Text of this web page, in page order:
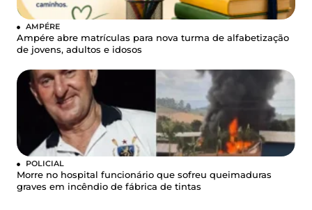
AMPÉRE
Ampére abre matrículas para nova turma de alfabetização
de jovens, adultos e idosos
POLICIAL
Morre no hospital funcionário que sofreu queimaduras
graves em incêndio de fábrica de tintas